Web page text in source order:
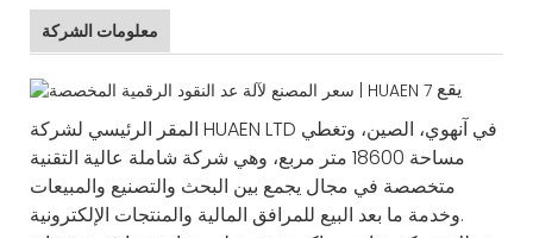
معلومات الشركة
يقع
المقر الرئيسي لشركة HUAEN LTD في آنهوي، الصين، وتغطي
مساحة 18600 متر مربع، وهي شركة شاملة عالية التقنية
متخصصة في مجال يجمع بين البحث والتصنيع والمبيعات
وخدمة ما بعد البيع للمرافق المالية والمنتجات الإلكترونية.